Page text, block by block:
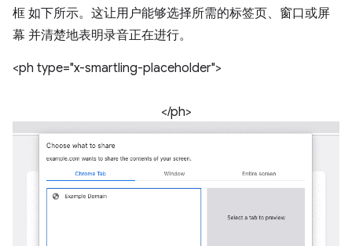
框 如下所示。这让用户能够选择所需的标签页、窗口或屏
幕 并清楚地表明录音正在进行。
<ph type="x-smartling-placeholder">
</ph>